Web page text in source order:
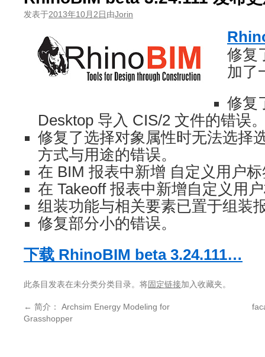
发表于2013年10月2日由Jorin
修复
加了
修复
Desktop 导入 CIS/2 文件的错误
修复了选择对象属性时无法选择
方式与用途的错误。
在 BIM 报表中新增 自定义用户
在 Takeoff 报表中新增自定义用
组装功能与相关要素已置于组装
修复部分小的错误。
下载 RhinoBIM beta 3.24.111…
此条目发表在未分类分类目录。将固定链接加入收藏夹。
← 简介： Archsim Energy Modeling for
Grasshopper